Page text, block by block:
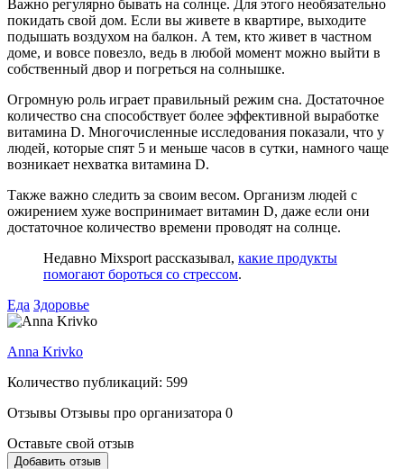
Важно регулярно бывать на солнце. Для этого необязательно
покидать свой дом. Если вы живете в квартире, выходите
подышать воздухом на балкон. А тем, кто живет в частном
доме, и вовсе повезло, ведь в любой момент можно выйти в
собственный двор и погреться на солнышке.
Огромную роль играет правильный режим сна. Достаточное
количество сна способствует более эффективной выработке
витамина D. Многочисленные исследования показали, что у
людей, которые спят 5 и меньше часов в сутки, намного чаще
возникает нехватка витамина D.
Также важно следить за своим весом. Организм людей с
ожирением хуже воспринимает витамин D, даже если они
достаточное количество времени проводят на солнце.
Недавно Mixsport рассказывал, какие продукты
помогают бороться со стрессом.
Еда Здоровье
Anna Krivko
Количество публикаций: 599
Отзывы Отзывы про организатора 0
Оставьте свой отзыв
Добавить отзыв